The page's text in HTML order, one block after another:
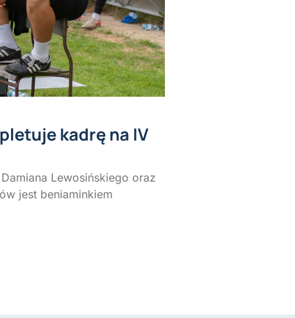
kadrę na IV
Lewosińskiego oraz
jest beniaminkiem